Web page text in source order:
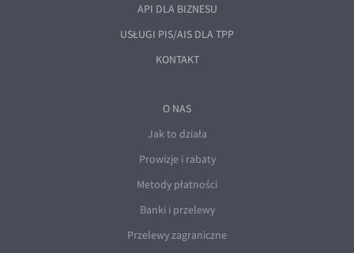
API DLA BIZNESU
USŁUGI PIS/AIS DLA TPP
KONTAKT
O NAS
Jak to działa
Prowizje i rabaty
Metody płatności
Banki i przelewy
Przelewy zagraniczne